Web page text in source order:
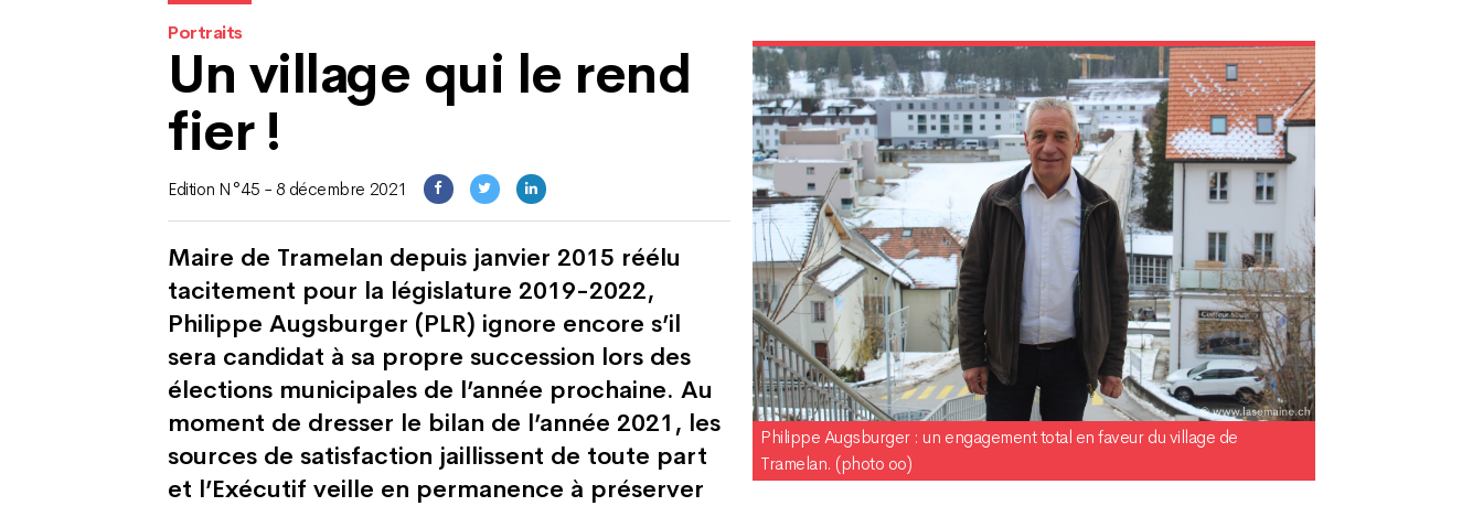
Portraits
Un village qui le rend
fier !
Edition N°45 - 8 décembre 2021
Maire de Tramelan depuis janvier 2015 réélu
tacitement pour la législature 2019-2022,
Philippe Augsburger (PLR) ignore encore s’il
sera candidat à sa propre succession lors des
élections municipales de l’année prochaine. Au
moment de dresser le bilan de l’année 2021, les
sources de satisfaction jaillissent de toute part
et l’Exécutif veille en permanence à préserver
Philippe Augsburger : un engagement total en faveur du village de
Tramelan. (photo oo)